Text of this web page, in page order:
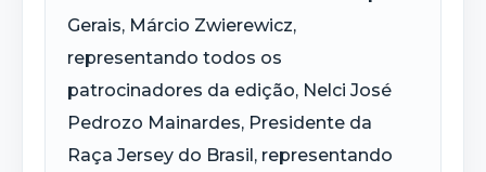
Gerais, Márcio Zwierewicz,
representando todos os
patrocinadores da edição, Nelci José
Pedrozo Mainardes, Presidente da
Raça Jersey do Brasil, representando